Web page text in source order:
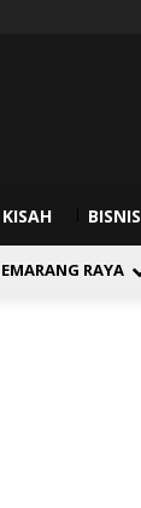
KISAH BISNIS
RAYA